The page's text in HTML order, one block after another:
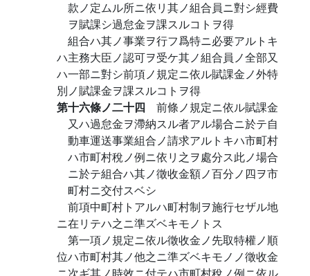
款ノ定ムル所ニ依リ其ノ組合員ニ對シ經費
ヲ賦課シ過怠金ヲ課スルコトヲ得
組合ハ其ノ事業ヲ行フ爲特ニ必要アルトキ
ハ主務大臣ノ認可ヲ受ケ其ノ組合員ノ全部又
ハ一部ニ對シ前項ノ規定ニ依ル賦課金ノ外特
別ノ賦課金ヲ課スルコトヲ得
第十六條ノ二十四 前條ノ規定ニ依ル賦課金
又ハ過怠金ヲ滯納スル者アル場合ニ於テ自
動車運送事業組合ノ請求アルトキハ市町村
ハ市町村稅ノ例ニ依リ之ヲ處分ス此ノ場合
ニ於テ組合ハ其ノ徵收金額ノ百分ノ四ヲ市
町村ニ交付スベシ
前項中町村トアルハ町村制ヲ施行セザル地
ニ在リテハ之ニ準ズベキモノトス
第一項ノ規定ニ依ル徵收金ノ先取特權ノ順
位ハ市町村其ノ他之ニ準ズベキモノノ徵收金